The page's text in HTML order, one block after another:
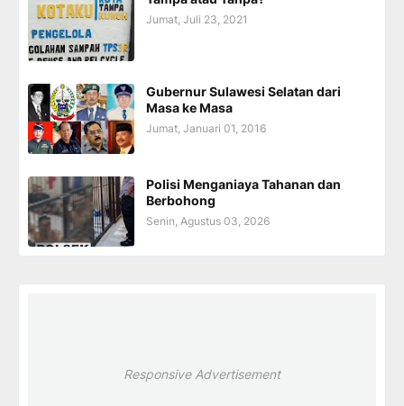
Jumat, Juli 23, 2021
Gubernur Sulawesi Selatan dari
Masa ke Masa
Jumat, Januari 01, 2016
Polisi Menganiaya Tahanan dan
Berbohong
Senin, Agustus 03, 2026
Responsive Advertisement